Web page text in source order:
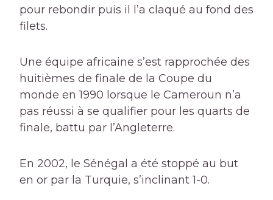
pour rebondir puis il l’a claqué au fond des
filets.
Une équipe africaine s’est rapprochée des
huitièmes de finale de la Coupe du
monde en 1990 lorsque le Cameroun n’a
pas réussi à se qualifier pour les quarts de
finale, battu par l’Angleterre.
En 2002, le Sénégal a été stoppé au but
en or par la Turquie, s’inclinant 1-0.